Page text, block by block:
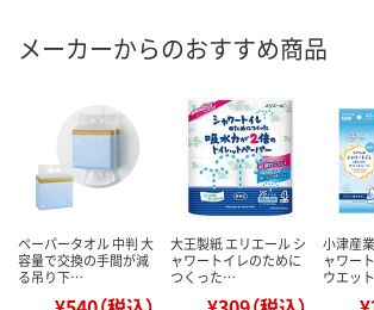
メーカーからのおすすめ商品
ペーパータオル 中判 大
容量で交換の手間が減
る吊り下…
大王製紙 エリエール シ
ャワートイレのために
つくった…
小津産
ャワー
ウエッ